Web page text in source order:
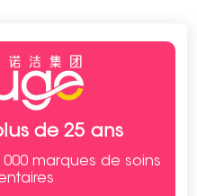
de 25 ans
marques de soins